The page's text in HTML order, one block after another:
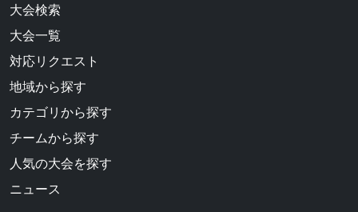
大会検索
大会一覧
対応リクエスト
地域から探す
カテゴリから探す
チームから探す
人気の大会を探す
ニュース